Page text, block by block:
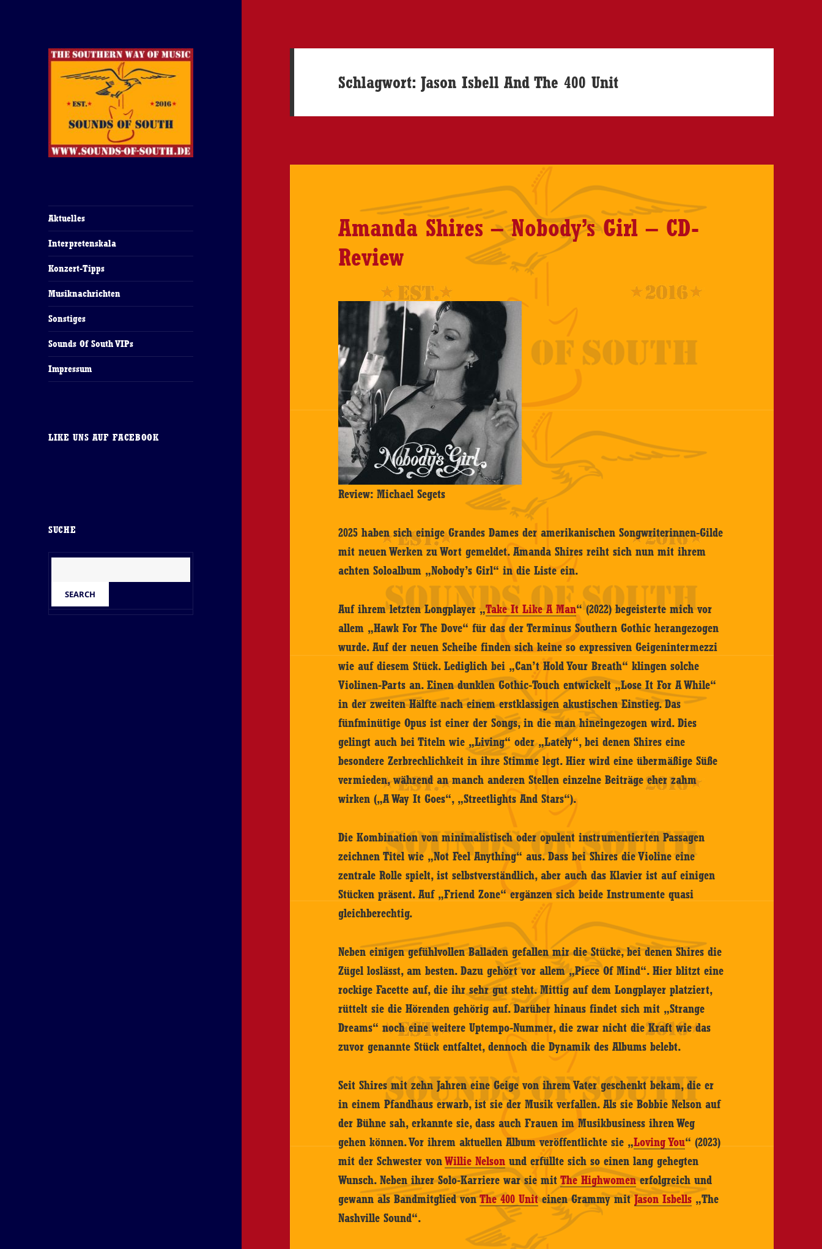
Aktuelles
Interpretenskala
Konzert-Tipps
Musiknachrichten
Sonstiges
Sounds Of South VIPs
Impressum
LIKE UNS AUF FACEBOOK
SUCHE
Schlagwort:Jason Isbell And The 400 Unit
Amanda Shires – Nobody’s Girl – CD-
Review
Review: Michael Segets
2025 haben sich einige Grandes Dames der amerikanischen Songwriterinnen-Gilde
mit neuen Werken zu Wort gemeldet. Amanda Shires reiht sich nun mit ihrem
achten Soloalbum „Nobody’s Girl“ in die Liste ein.
Auf ihrem letzten Longplayer „Take It Like A Man“ (2022) begeisterte mich vor
allem „Hawk For The Dove“ für das der Terminus Southern Gothic herangezogen
wurde. Auf der neuen Scheibe finden sich keine so expressiven Geigenintermezzi
wie auf diesem Stück. Lediglich bei „Can’t Hold Your Breath“ klingen solche
Violinen-Parts an. Einen dunklen Gothic-Touch entwickelt „Lose It For A While“
in der zweiten Hälfte nach einem erstklassigen akustischen Einstieg. Das
fünfminütige Opus ist einer der Songs, in die man hineingezogen wird. Dies
gelingt auch bei Titeln wie „Living“ oder „Lately“, bei denen Shires eine
besondere Zerbrechlichkeit in ihre Stimme legt. Hier wird eine übermäßige Süße
vermieden, während an manch anderen Stellen einzelne Beiträge eher zahm
wirken („A Way It Goes“, „Streetlights And Stars“).
Die Kombination von minimalistisch oder opulent instrumentierten Passagen
zeichnen Titel wie „Not Feel Anything“ aus. Dass bei Shires die Violine eine
zentrale Rolle spielt, ist selbstverständlich, aber auch das Klavier ist auf einigen
Stücken präsent. Auf „Friend Zone“ ergänzen sich beide Instrumente quasi
gleichberechtig.
Neben einigen gefühlvollen Balladen gefallen mir die Stücke, bei denen Shires die
Zügel loslässt, am besten. Dazu gehört vor allem „Piece Of Mind“. Hier blitzt eine
rockige Facette auf, die ihr sehr gut steht. Mittig auf dem Longplayer platziert,
rüttelt sie die Hörenden gehörig auf. Darüber hinaus findet sich mit „Strange
Dreams“ noch eine weitere Uptempo-Nummer, die zwar nicht die Kraft wie das
zuvor genannte Stück entfaltet, dennoch die Dynamik des Albums belebt.
Seit Shires mit zehn Jahren eine Geige von ihrem Vater geschenkt bekam, die er
in einem Pfandhaus erwarb, ist sie der Musik verfallen. Als sie Bobbie Nelson auf
der Bühne sah, erkannte sie, dass auch Frauen im Musikbusiness ihren Weg
gehen können. Vor ihrem aktuellen Album veröffentlichte sie „Loving You“ (2023)
mit der Schwester vonWillie Nelson und erfüllte sich so einen lang gehegten
Wunsch. Neben ihrer Solo-Karriere war sie mitThe Highwomenerfolgreich und
gewann als Bandmitglied vonThe 400 Uniteinen Grammy mitJason Isbells „The
Nashville Sound“.